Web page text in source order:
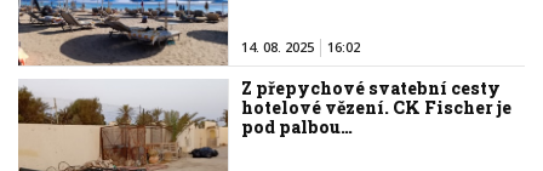
14. 08. 2025 16:02
Z přepychové svatební cesty
hotelové vězení. CK Fischer je
pod palbou…